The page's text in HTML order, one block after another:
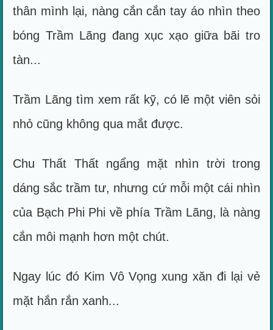
thân mình lại, nàng cắn cắn tay áo nhìn theo
bóng Trầm Lãng đang xục xạo giữa bãi tro
tàn...
Trầm Lãng tìm xem rất kỹ, có lẽ một viên sỏi
nhỏ cũng không qua mắt được.
Chu Thất Thất ngẩng mặt nhìn trời trong
dáng sắc trầm tư, nhưng cứ mỗi một cái nhìn
của Bạch Phi Phi về phía Trầm Lãng, là nàng
cắn môi mạnh hơn một chút.
Ngay lúc đó Kim Vô Vọng xung xăn đi lại vẻ
mặt hắn rắn xanh...